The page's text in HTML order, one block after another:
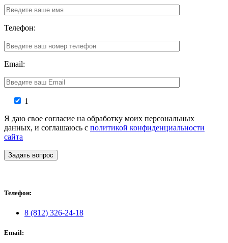
Телефон:
Email:
1
Я даю свое согласие на обработку моих персональных
данных, и соглашаюсь с политикой конфиденциальности
сайта
Задать вопрос
Телефон:
8 (812) 326-24-18
Email: